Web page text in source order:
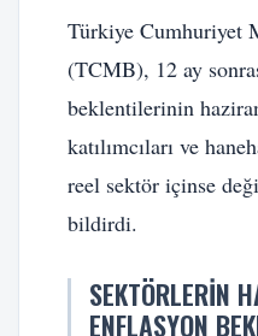
Türkiye Cumhuriyet
(TCMB), 12 ay
beklentilerinin
katılımcıları ve
reel sektör içinse
bildirdi.
SEKTÖRLERIN
ENFLASYON